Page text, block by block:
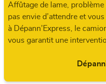
Affûtage de lame, problème
pas envie d’attendre et
à Dépann’Express, le
vous garantit une